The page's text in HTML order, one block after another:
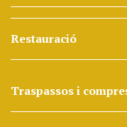
Restauració
Traspassos i